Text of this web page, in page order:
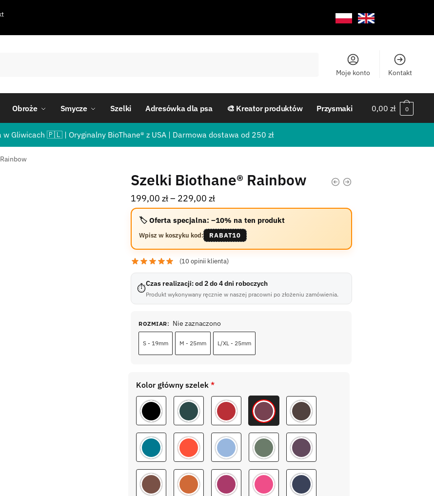
Moje konto Kontakt
Obroże Smycze Szelki Adresówka dla psa 🎨 Kreator produktów Przysmaki 0,00zł 0
w Gliwicach 🇵🇱 | Oryginalny BioThane® z USA | Darmowa dostawa od 250 zł
Szelki Biothane® Rainbow
199,00zł– 229,00zł
🏷️ Oferta specjalna: –10% na ten produkt
Wpisz w koszyku kod: RABAT10
(10 opinii klienta)
⏱Czas realizacji: od 2 do 4 dni roboczych
Produkt wykonywany ręcznie w naszej pracowni po złożeniu zamówienia.
ROZMIAR: Nie zaznaczono
S - 19mm M - 25mm L/XL - 25mm
Kolor główny szelek *